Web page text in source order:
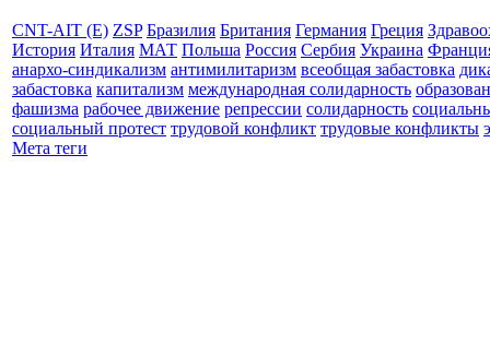
CNT-AIT (E) ZSP Бразилия Британия Германия Греция
История Италия МАТ Польша Россия Сербия Украина
анархо-синдикализм антимилитаризм всеобщая забастовка
забастовка капитализм международная солидарность
фашизма рабочее движение репрессии солидарность
социальный протест трудовой конфликт трудовые конфликты
Мета теги